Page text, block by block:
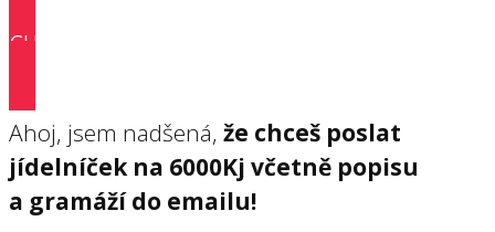
CHCI JÍDELNÍČEK S POPISEM >>
Ahoj, jsem nadšená, že chceš poslat
jídelníček na 6000Kj včetně popisu
a gramáží do emailu!